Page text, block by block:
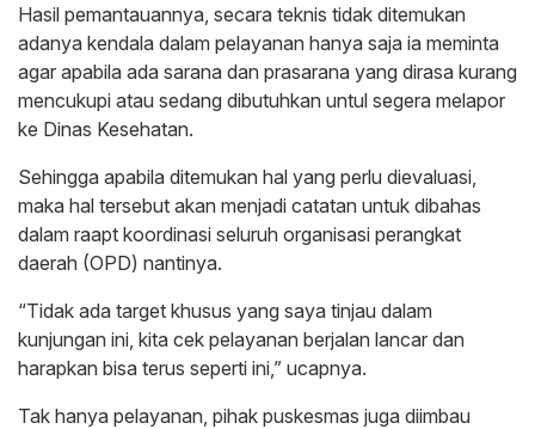
Hasil pemantauannya, secara teknis tidak ditemukan
adanya kendala dalam pelayanan hanya saja ia meminta
agar apabila ada sarana dan prasarana yang dirasa kurang
mencukupi atau sedang dibutuhkan untul segera melapor
ke Dinas Kesehatan.
Sehingga apabila ditemukan hal yang perlu dievaluasi,
maka hal tersebut akan menjadi catatan untuk dibahas
dalam raapt koordinasi seluruh organisasi perangkat
daerah (OPD) nantinya.
“Tidak ada target khusus yang saya tinjau dalam
kunjungan ini, kita cek pelayanan berjalan lancar dan
harapkan bisa terus seperti ini,” ucapnya.
Tak hanya pelayanan, pihak puskesmas juga diimbau